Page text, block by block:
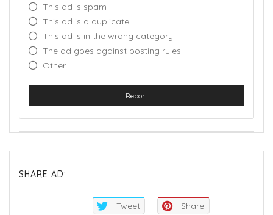
This ad is spam
This ad is a duplicate
This ad is in the wrong category
The ad goes against posting rules
Other
Report
SHARE AD:
Tweet Share